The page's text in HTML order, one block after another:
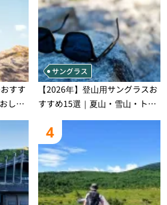
すす
しゃ
サングラス
【2026年】登山用サングラスお
すすめ15選｜夏山・雪山・トレ
ラン別、シーンで選ぶ失敗しな
い一本
4